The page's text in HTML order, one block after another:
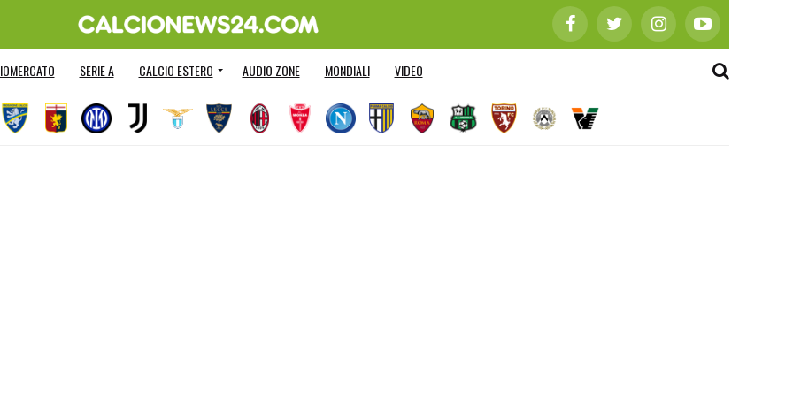
SERIE A CALCIO ESTERO AUDIO ZONE MONDIALI VIDEO